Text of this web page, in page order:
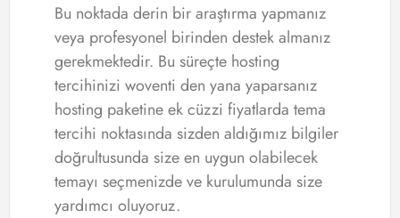
Bu noktada derin bir araştırma yapmanız
veya profesyonel birinden destek almanız
gerekmektedir. Bu süreçte hosting
tercihinizi woventi den yana yaparsanız
hosting paketine ek cüzzi fiyatlarda tema
tercihi noktasında sizden aldığımız bilgiler
doğrultusunda size en uygun olabilecek
temayı seçmenizde ve kurulumunda size
yardımcı oluyoruz.